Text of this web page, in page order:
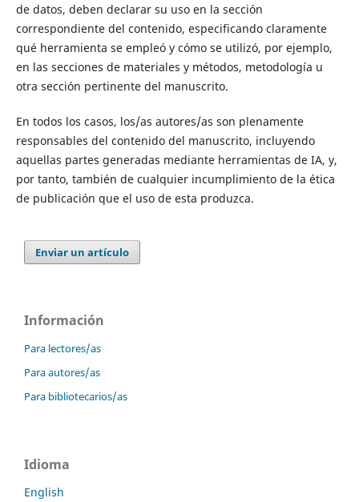
de datos, deben declarar su uso en la sección
correspondiente del contenido, especificando claramente
qué herramienta se empleó y cómo se utilizó, por ejemplo,
en las secciones de materiales y métodos, metodología u
otra sección pertinente del manuscrito.
En todos los casos, los/as autores/as son plenamente
responsables del contenido del manuscrito, incluyendo
aquellas partes generadas mediante herramientas de IA, y,
por tanto, también de cualquier incumplimiento de la ética
de publicación que el uso de esta produzca.
Enviar un artículo
Información
Para lectores/as
Para autores/as
Para bibliotecarios/as
Idioma
English